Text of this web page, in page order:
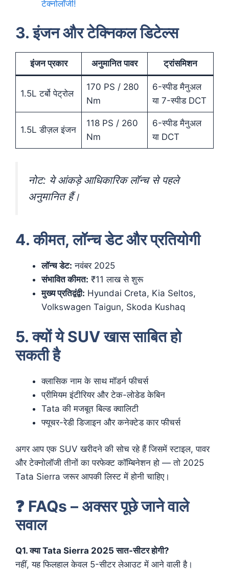
टेक्नोलॉजी!
3. इंजन और टेक्निकल डिटेल्स
इंजन प्रकार अनुमानित पावर ट्रांसमिशन
1.5L टर्बो पेट्रोल
170 PS / 280
Nm
6-स्पीड मैनुअल
या 7-स्पीड DCT
1.5L डीज़ल इंजन
118 PS / 260
Nm
6-स्पीड मैनुअल
या DCT
नोट: ये आंकड़े आधिकारिक लॉन्च से पहले
अनुमानित हैं।
4. कीमत, लॉन्च डेट और प्रतियोगी
लॉन्च डेट: नवंबर 2025
संभावित कीमत: ₹11 लाख से शुरू
मुख्य प्रतिद्वंद्वी: Hyundai Creta, Kia Seltos,
Volkswagen Taigun, Skoda Kushaq
5. क्यों ये SUV खास साबित हो
सकती है
क्लासिक नाम के साथ मॉडर्न फीचर्स
प्रीमियम इंटीरियर और टेक-लोडेड केबिन
Tata की मजबूत बिल्ड क्वालिटी
फ्यूचर-रेडी डिजाइन और कनेक्टेड कार फीचर्स
अगर आप एक SUV खरीदने की सोच रहे हैं जिसमें स्टाइल, पावर
और टेक्नोलॉजी तीनों का परफेक्ट कॉम्बिनेशन हो — तो 2025
Tata Sierra जरूर आपकी लिस्ट में होनी चाहिए।
❓ FAQs – अक्सर पूछे जाने वाले
सवाल
Q1. क्या Tata Sierra 2025 सात-सीटर होगी?
नहीं, यह फिलहाल केवल 5-सीटर लेआउट में आने वाली है।